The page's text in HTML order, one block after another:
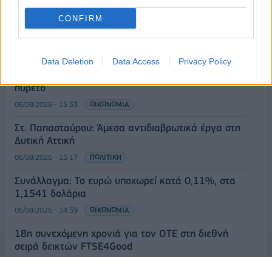
CONFIRM
Data Deletion Data Access Privacy Policy
Χρηματιστήριο: Στις 2.627,95 μονάδες ο Γενικός
Δείκτης Τιμών, με άνοδο 0,15%
06/08/2026 - 15:46 ΟΙΚΟΝΟΜΙΑ
ΥΠΑΑΤ: Αποζημιώσεις 38,1 εκατ. ευρώ σε
πυρετό
06/08/2026 - 15:33 ΟΙΚΟΝΟΜΙΑ
Στ. Παπασταύρου: Άμεσα αντιδιαβρωτικά έργα στη
Δυτική Αττική
06/08/2026 - 15:17 ΠΟΛΙΤΙΚΗ
Συνάλλαγμα: Το ευρώ υποχωρεί κατά 0,11%, στα
1,1541 δολάρια
06/08/2026 - 14:59 ΟΙΚΟΝΟΜΙΑ
18η συνεχόμενη χρονιά για τον ΟΤΕ στη διεθνή
σειρά δεικτών FTSE4Good